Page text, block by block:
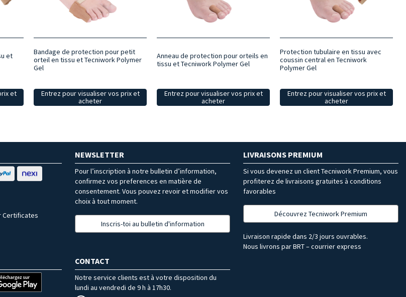
et
et
Bandage de protection pour petit
orteil en tissu et Tecniwork Polymer
Gel
Entrez pour visualiser vos prix et
acheter
Anneau de protection pour orteils en
tissu et Tecniwork Polymer Gel
Entrez pour visualiser vos prix et
acheter
Protection tubulaire en tissu avec
coussin central en Tecniwork
Polymer Gel
Entrez pour visualiser vos prix et
acheter
Certificates
NEWSLETTER
Pour l’inscription à notre bulletin d’information,
confirmez vos preferences en matière de
consentement. Vous pouvez revoir et modifier vos
choix à tout moment.
Inscris-toi au bulletin d'information
LIVRAISONS PREMIUM
Si vous devenez un client Tecniwork Premium, vous
profiterez de livraisons gratuites à conditions
favorables
Découvrez Tecniwork Premium
Livraison rapide dans 2/3 jours ouvrables.
Nous livrons par BRT – courrier express
CONTACT
Notre service clients est à votre disposition du
lundi au vendredi de 9 h à 17h30.